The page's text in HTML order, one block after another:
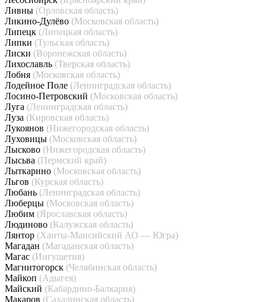
Ливны (Орловская область)
Ликино-Дулёво (Московская область)
Липецк (Липецкая область)
Липки (Тульская область)
Лиски (Воронежская область)
Лихославль (Тверская область)
Лобня (Московская область)
Лодейное Поле (Ленинградская область)
Лосино-Петровский (Московская область)
Луга (Ленинградская область)
Луза (Кировская область)
Лукоянов (Нижегородская область)
Луховицы (Московская область)
Лысково (Нижегородская область)
Лысьва (Пермский край)
Лыткарино (Московская область)
Льгов (Курская область)
Любань (Ленинградская область)
Люберцы (Московская область)
Любим (Ярославская область)
Людиново (Калужская область)
Лянтор (Ханты-Мансийский АО — Югра)
Магадан (Магаданская область)
Магас (Ингушетия)
Магнитогорск (Челябинская область)
Майкоп (Адыгея)
Майский (Кабардино-Балкария)
Макаров (Сахалинская область)